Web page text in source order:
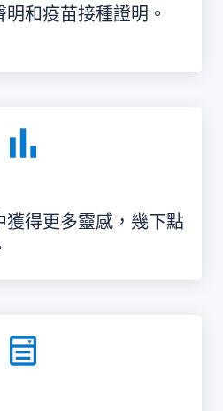
和疫苗接種證明。
獲得更多靈感，幾下點